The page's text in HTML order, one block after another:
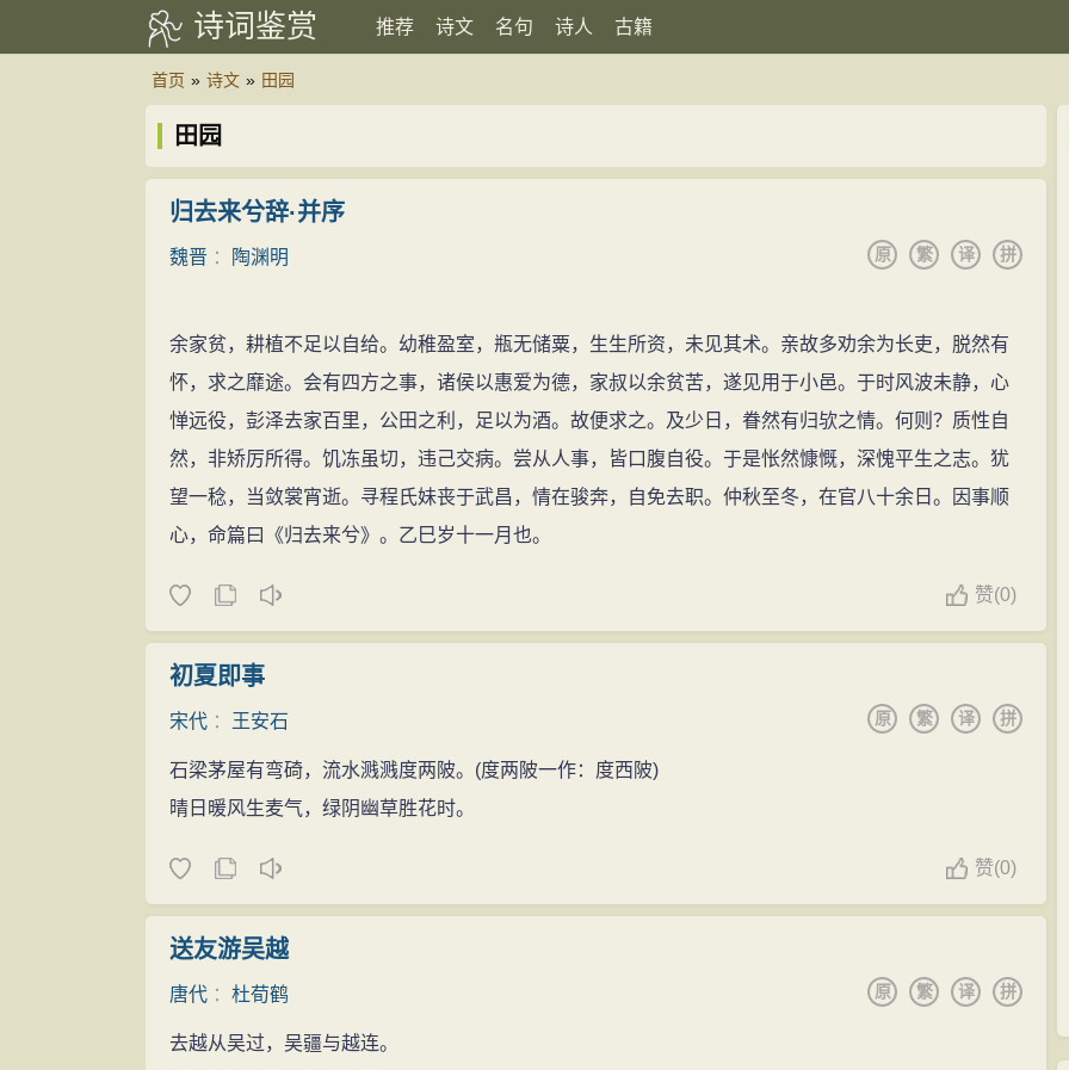
诗词鉴赏 推荐 诗文 名句 诗人 古籍
首页 » 诗文 » 田园
田园
归去来兮辞·并序
魏晋 ： 陶渊明 拼
译
繁
原
余家贫，耕植不足以自给。幼稚盈室，瓶无储粟，生生所资，未见其术。亲故多劝余为长吏，脱然有
怀，求之靡途。会有四方之事，诸侯以惠爱为德，家叔以余贫苦，遂见用于小邑。于时风波未静，心
惮远役，彭泽去家百里，公田之利，足以为酒。故便求之。及少日，眷然有归欤之情。何则？质性自
然，非矫厉所得。饥冻虽切，违己交病。尝从人事，皆口腹自役。于是怅然慷慨，深愧平生之志。犹
望一稔，当敛裳宵逝。寻程氏妹丧于武昌，情在骏奔，自免去职。仲秋至冬，在官八十余日。因事顺
心，命篇曰《归去来兮》。乙巳岁十一月也。
赞(0)
初夏即事
宋代 ： 王安石 拼
译
繁
原
石梁茅屋有弯碕，流水溅溅度两陂。(度两陂一作：度西陂)
晴日暖风生麦气，绿阴幽草胜花时。
赞(0)
送友游吴越
唐代 ： 杜荀鹤 拼
译
繁
原
去越从吴过，吴疆与越连。